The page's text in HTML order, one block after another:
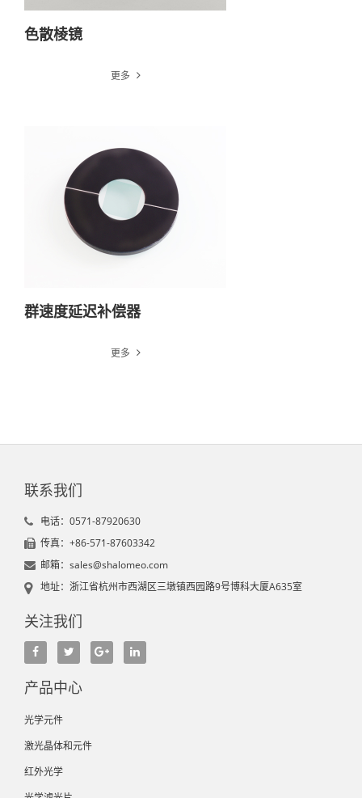
色散棱镜
更多
群速度延迟补偿器
更多
联系我们
电话：0571-87920630
传真：+86-571-87603342
邮箱：sales@shalomeo.com
地址：浙江省杭州市西湖区三墩镇西园路9号博科大厦A635室
关注我们
产品中心
光学元件
激光晶体和元件
红外光学